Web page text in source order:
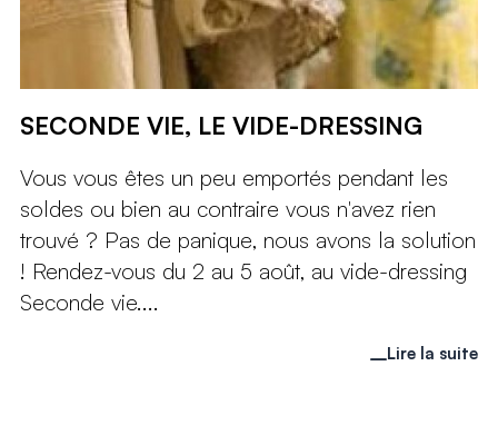
SECONDE VIE, LE VIDE-DRESSING
Vous vous êtes un peu emportés pendant les
soldes ou bien au contraire vous n'avez rien
trouvé ? Pas de panique, nous avons la solution
! Rendez-vous du 2 au 5 août, au vide-dressing
Seconde vie....
Lire la suite